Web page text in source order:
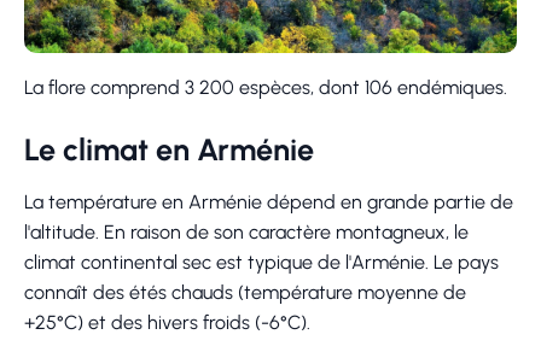
La flore comprend 3 200 espèces, dont 106 endémiques.
Le climat en Arménie
La température en Arménie dépend en grande partie de
l'altitude. En raison de son caractère montagneux, le
climat continental sec est typique de l'Arménie. Le pays
connaît des étés chauds (température moyenne de
+25°C) et des hivers froids (-6°C).